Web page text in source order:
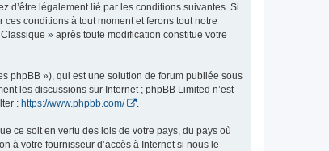
d’être légalement lié par les conditions suivantes. Si
conditions à tout moment et ferons tout notre
» après toute modification constitue votre
phpBB »), qui est une solution de forum publiée sous
les discussions sur Internet ; phpBB Limited n’est
: https://www.phpbb.com/ .
ce soit en vertu des lois de votre pays, du pays où
à votre fournisseur d’accès à Internet si nous le